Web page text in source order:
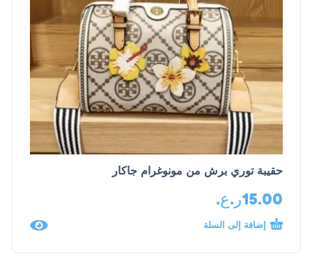
حقيبة توري برش من مونوغرام جاكار
15.00ر.ع.
إضافة إلى السلة